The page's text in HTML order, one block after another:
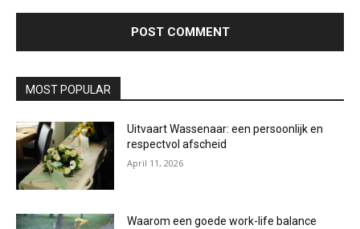
MOST POPULAR
Uitvaart Wassenaar: een persoonlijk en
respectvol afscheid
April 11, 2026
Waarom een goede work-life balance